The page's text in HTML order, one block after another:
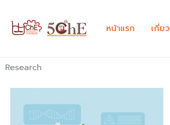
content
หน้าแรก เกี่ย
Research